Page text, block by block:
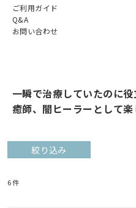
ご利用ガイド
Q&A
お問い合わせ
一瞬で治療していたのに
癒師、闇ヒーラーとして
絞り込み
6件